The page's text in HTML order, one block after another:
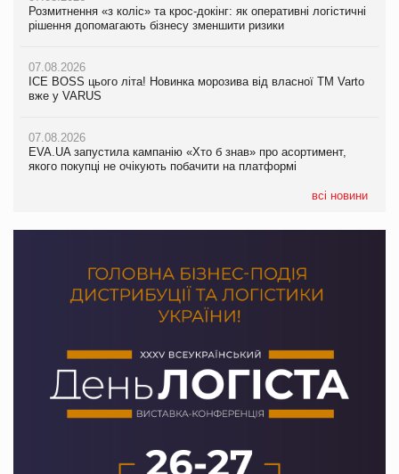
Розмитнення «з коліс» та крос-докінг: як оперативні логістичні
рішення допомагають бізнесу зменшити ризики
07.08.2026
ICE BOSS цього літа! Новинка морозива від власної ТМ Varto
вже у VARUS
07.08.2026
EVA.UA запустила кампанію «Хто б знав» про асортимент,
якого покупці не очікують побачити на платформі
всі новини
07.08.2026
EVA.UA запустила кампанію «Хто б знав» про асортимент,
06.08.2026
Смачна новинка для хвостатих: у VARUS з’явилися паучі
05.08.2026
Мережа супермаркетів VARUS купує мережу магазинів
Kraft Heinz скоротила збиток у першому півріччі
Продажі Hugo Boss впали на 9%